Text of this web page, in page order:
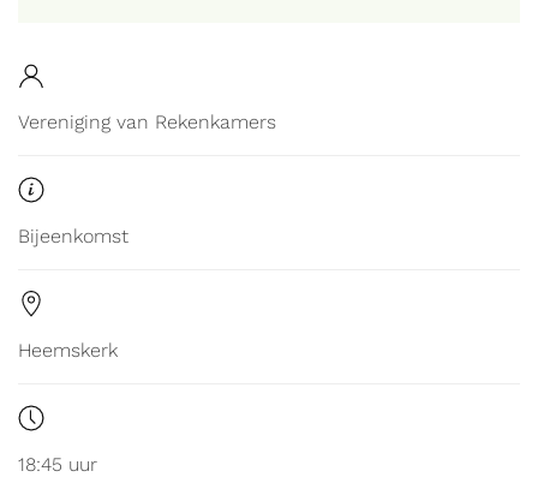
Vereniging van Rekenkamers
Bijeenkomst
Heemskerk
18:45 uur